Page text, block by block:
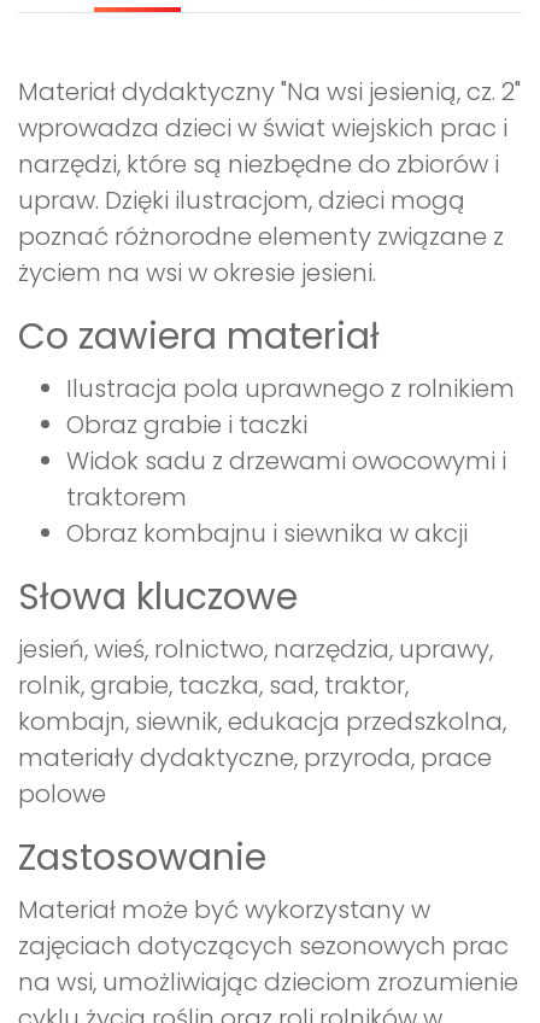
Materiał dydaktyczny "Na wsi jesienią, cz. 2"
wprowadza dzieci w świat wiejskich prac i
narzędzi, które są niezbędne do zbiorów i
upraw. Dzięki ilustracjom, dzieci mogą
poznać różnorodne elementy związane z
życiem na wsi w okresie jesieni.
Co zawiera materiał
Ilustracja pola uprawnego z rolnikiem
Obraz grabie i taczki
Widok sadu z drzewami owocowymi i
traktorem
Obraz kombajnu i siewnika w akcji
Słowa kluczowe
jesień, wieś, rolnictwo, narzędzia, uprawy,
rolnik, grabie, taczka, sad, traktor,
kombajn, siewnik, edukacja przedszkolna,
materiały dydaktyczne, przyroda, prace
polowe
Zastosowanie
Materiał może być wykorzystany w
zajęciach dotyczących sezonowych prac
na wsi, umożliwiając dzieciom zrozumienie